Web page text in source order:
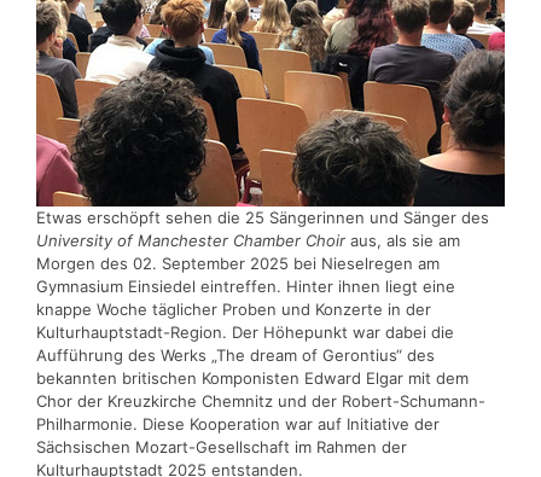
Etwas erschöpft sehen die 25 Sängerinnen und Sänger des
University of Manchester Chamber Choir aus, als sie am
Morgen des 02. September 2025 bei Nieselregen am
Gymnasium Einsiedel eintreffen. Hinter ihnen liegt eine
knappe Woche täglicher Proben und Konzerte in der
Kulturhauptstadt-Region. Der Höhepunkt war dabei die
Aufführung des Werks „The dream of Gerontius“ des
bekannten britischen Komponisten Edward Elgar mit dem
Chor der Kreuzkirche Chemnitz und der Robert-Schumann-
Philharmonie. Diese Kooperation war auf Initiative der
Sächsischen Mozart-Gesellschaft im Rahmen der
Kulturhauptstadt 2025 entstanden.